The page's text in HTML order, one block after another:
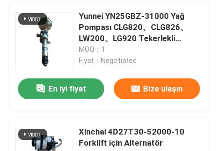
ZF iletim parçaları
CUMMINS motor Parçaları
Diğer bant parçaları
XCMG parçaları
Yunnei YN25GBZ-31000 Yağ
Pompası CLG820、CLG826、
LW200、LG920 Tekerlekli
Yükleyici ve CPCD30、H2000、
K30 Forklift için
MOQ：1
Fiyat：Negotiated
En iyi fiyat Bize ulaşın
Xinchai 4D27T30-52000-10
Forklift için Alternatör